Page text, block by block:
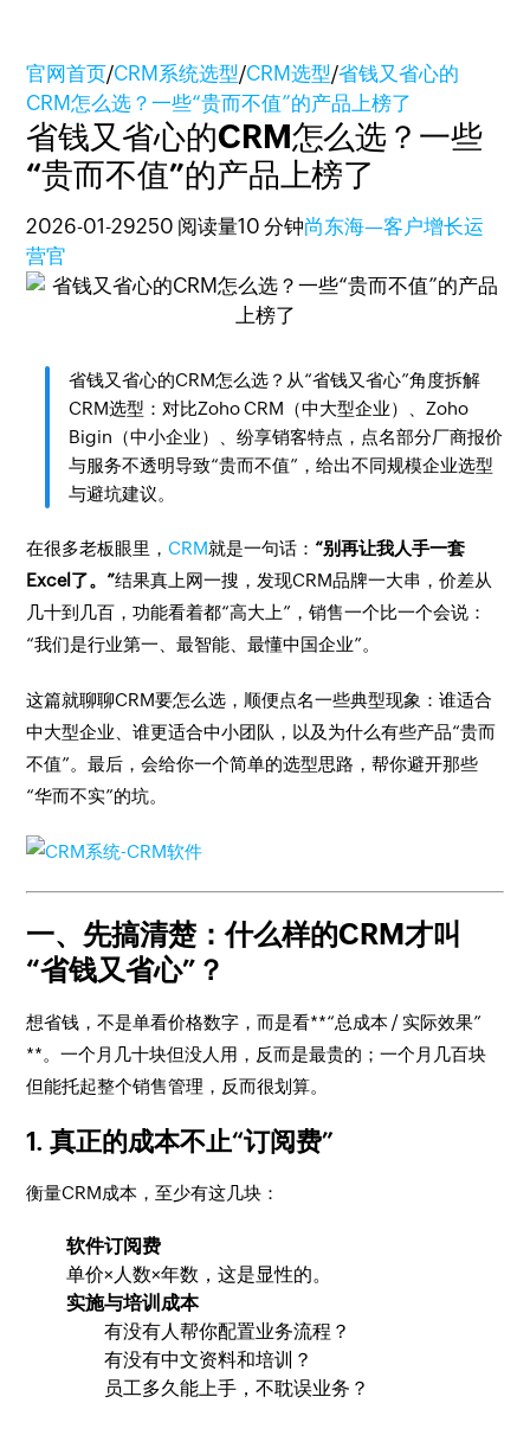
官网首页/CRM系统选型/CRM选型/省钱又省心的
CRM怎么选？一些“贵而不值”的产品上榜了
省钱又省心的CRM怎么选？一些
“贵而不值”的产品上榜了
2026-01-29250 阅读量10 分钟尚东海—客户增长运
营官
省钱又省心的CRM怎么选？从“省钱又省心”角度拆解
CRM选型：对比Zoho CRM（中大型企业）、Zoho
Bigin（中小企业）、纷享销客特点，点名部分厂商报价
与服务不透明导致“贵而不值”，给出不同规模企业选型
与避坑建议。
在很多老板眼里，CRM就是一句话： “别再让我人手一套
Excel了。”结果真上网一搜，发现CRM品牌一大串，价差从
几十到几百，功能看着都“高大上”，销售一个比一个会说：
“我们是行业第一、最智能、最懂中国企业”。
这篇就聊聊CRM要怎么选，顺便点名一些典型现象：谁适合
中大型企业、谁更适合中小团队，以及为什么有些产品“贵而
不值”。最后，会给你一个简单的选型思路，帮你避开那些
“华而不实”的坑。
一、先搞清楚：什么样的CRM才叫
“省钱又省心”？
想省钱，不是单看价格数字，而是看**“总成本 / 实际效果”
**。一个月几十块但没人用，反而是最贵的；一个月几百块
但能托起整个销售管理，反而很划算。
1. 真正的成本不止“订阅费”
衡量CRM成本，至少有这几块：
软件订阅费
单价×人数×年数，这是显性的。
实施与培训成本
有没有人帮你配置业务流程？
有没有中文资料和培训？
员工多久能上手，不耽误业务？